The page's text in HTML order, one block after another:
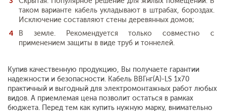
таком варианте кабель укладывают в штрабах, бороздах.
Исключение составляют стены деревянных домов;
В земле. Рекомендуется только совместно с
применением защиты в виде труб и тоннелей.
Купив качественную продукцию, Вы получаете гарантии
надежности и безопасности. Кабель ВВГнг(А)-LS 1х70
практичный и выгодный для электромонтажных работ любых
видов. А приемлемая цена позволит остаться в рамках
бюджета. Перед тем как купить нужную марку, внимательно